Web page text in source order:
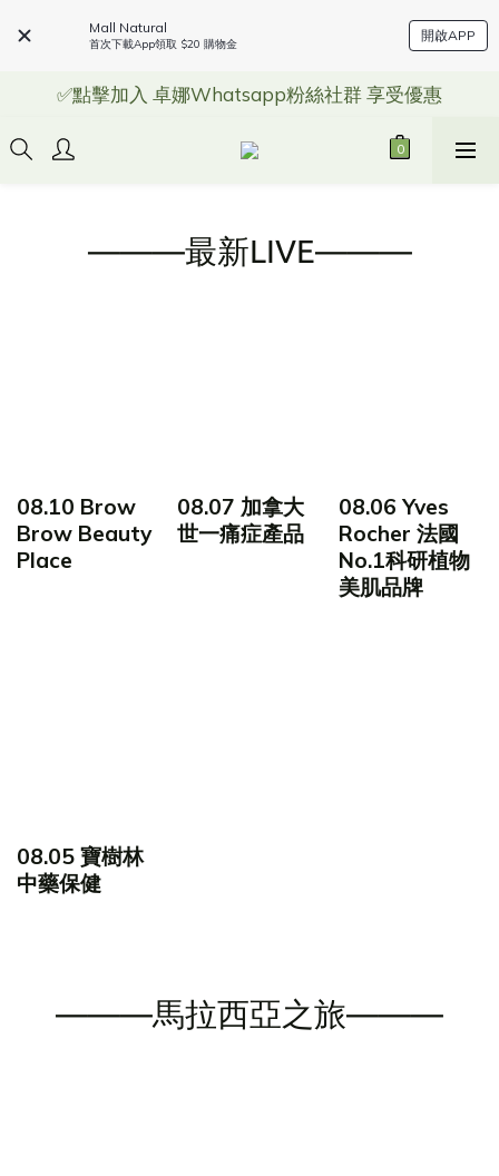
Mall Natural
首次下載App領取 $20 購物金
開啟APP
✅點擊加入 卓娜Whatsapp粉絲社群 享受優惠
———最新LIVE———
08.10 Brow
Brow Beauty
Place
08.07 加拿大
世一痛症產品
08.06 Yves
Rocher 法國
No.1科研植物
美肌品牌
08.05 寶樹林
中藥保健
———馬拉西亞之旅———